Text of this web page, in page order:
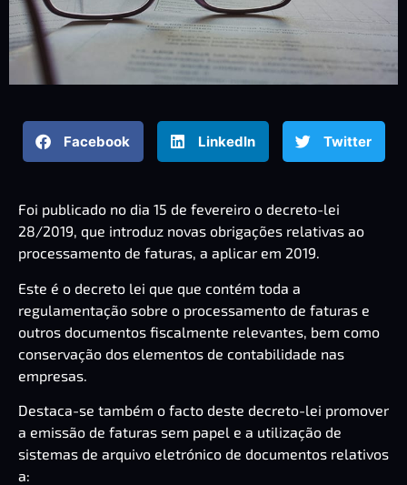
Facebook LinkedIn Twitter
Foi publicado no dia 15 de fevereiro o decreto-lei
28/2019, que introduz novas obrigações relativas ao
processamento de faturas, a aplicar em 2019.
Este é o decreto lei que que contém toda a
regulamentação sobre o processamento de faturas e
outros documentos fiscalmente relevantes, bem como
conservação dos elementos de contabilidade nas
empresas.
Destaca-se também o facto deste decreto-lei promover
a emissão de faturas sem papel e a utilização de
sistemas de arquivo eletrónico de documentos relativos
a: